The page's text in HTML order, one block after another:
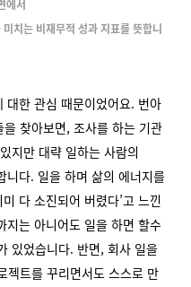
에서
치는 비재무적 성과 지표를 뜻합니
대한 관심 때문이었어요. 번아
찾아보면, 조사를 하는 기관
지만 대략 일하는 사람의
다. 일을 하며 삶의 에너지를
다 소진되어 버렸다’고 느낀
지는 아니어도 일을 하면 할수
있었습니다. 반면, 회사 일을
젝트를 꾸리면서도 스스로 만